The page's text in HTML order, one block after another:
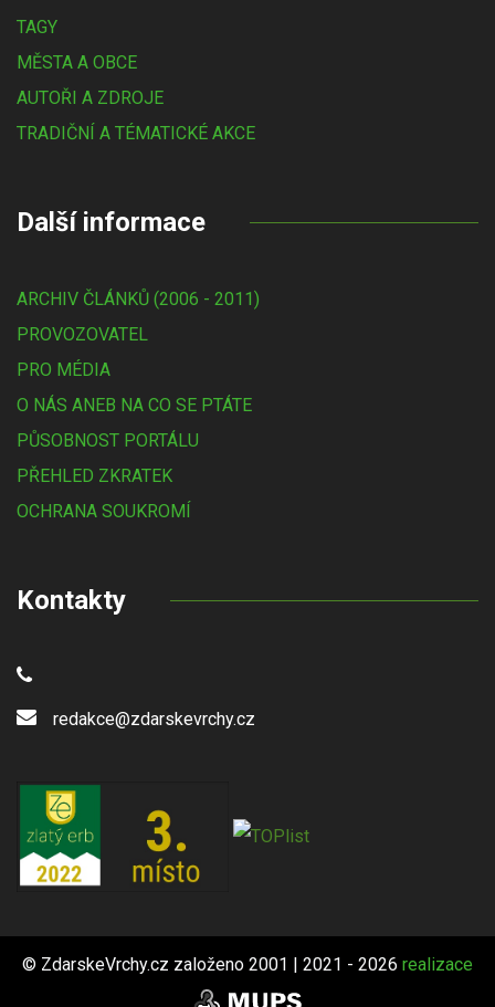
TAGY
MĚSTA A OBCE
AUTOŘI A ZDROJE
TRADIČNÍ A TÉMATICKÉ AKCE
Další informace
ARCHIV ČLÁNKŮ (2006 - 2011)
PROVOZOVATEL
PRO MÉDIA
O NÁS ANEB NA CO SE PTÁTE
PŮSOBNOST PORTÁLU
PŘEHLED ZKRATEK
OCHRANA SOUKROMÍ
Kontakty
redakce@zdarskevrchy.cz
© ZdarskeVrchy.cz založeno 2001 | 2021 - 2026 realizace